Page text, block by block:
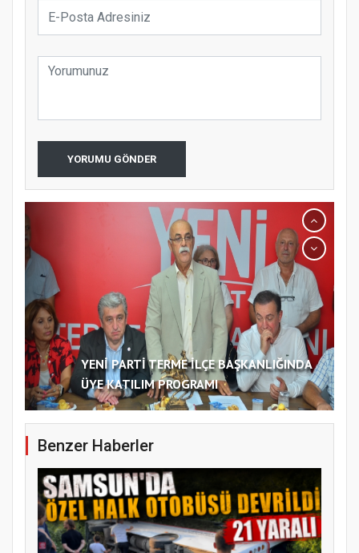
YORUMU GÖNDER
YENİ PARTİ TERME İLÇE BAŞKANLIĞINDA
ÜYE KATILIM PROGRAMI
Benzer Haberler